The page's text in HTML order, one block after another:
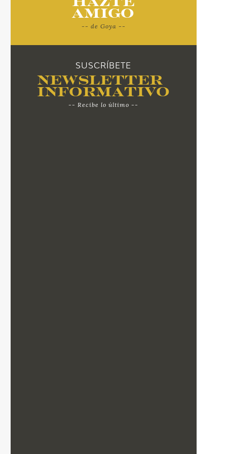
Amigo
-- de Goya --
SUSCRÍBETE
Newsletter
Informativo
-- Recibe lo último --